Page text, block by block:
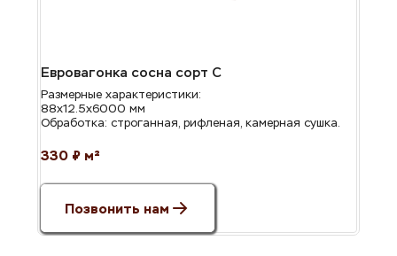
Евровагонка сосна сорт С
Размерные характеристики:
88х12.5х6000 мм
Обработка: строганная, рифленая, камерная сушка.
330 ₽ м²
Позвонить нам